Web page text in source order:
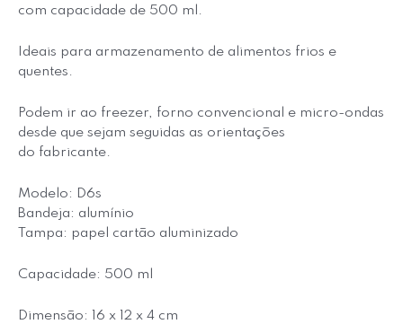
com capacidade de 500 ml.
Ideais para armazenamento de alimentos frios e
quentes.
Podem ir ao freezer, forno convencional e micro-ondas
desde que sejam seguidas as orientações
do fabricante.
Modelo: D6s
Bandeja: alumínio
Tampa: papel cartão aluminizado
Capacidade: 500 ml
Dimensão: 16 x 12 x 4 cm